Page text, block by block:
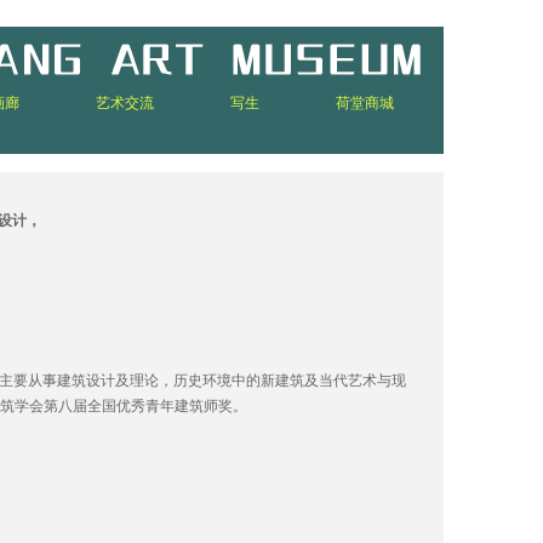
廊 艺术交流 写生
荷堂商城
计，
要从事建筑设计及理论，历史环境中的新建筑及当代艺术与现
学会第八届全国优秀青年建筑师奖。